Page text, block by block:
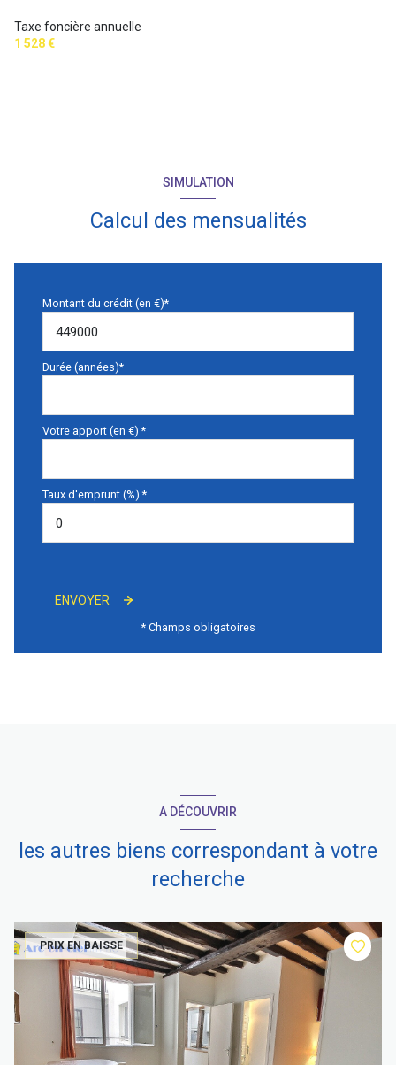
Taxe foncière annuelle
1 528 €
SIMULATION
Calcul des mensualités
Montant du crédit (en €)*
Durée (années)*
Votre apport (en €) *
Taux d'emprunt (%) *
ENVOYER
* Champs obligatoires
A DÉCOUVRIR
les autres biens correspondant à votre
recherche
PRIX EN BAISSE